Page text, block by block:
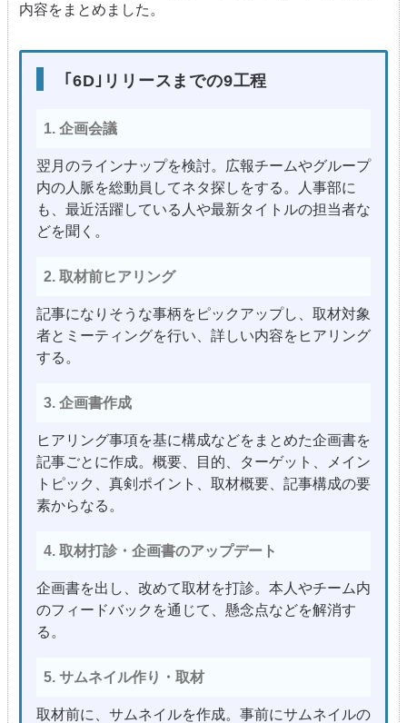
内容をまとめました。
｢6D｣リリースまでの9工程
1. 企画会議
翌月のラインナップを検討。広報チームやグループ
内の人脈を総動員してネタ探しをする。人事部に
も、最近活躍している人や最新タイトルの担当者な
どを聞く。
2. 取材前ヒアリング
記事になりそうな事柄をピックアップし、取材対象
者とミーティングを行い、詳しい内容をヒアリング
する。
3. 企画書作成
ヒアリング事項を基に構成などをまとめた企画書を
記事ごとに作成。概要、目的、ターゲット、メイン
トピック、真剣ポイント、取材概要、記事構成の要
素からなる。
4. 取材打診・企画書のアップデート
企画書を出し、改めて取材を打診。本人やチーム内
のフィードバックを通じて、懸念点などを解消す
る。
5. サムネイル作り・取材
取材前に、サムネイルを作成。事前にサムネイルの